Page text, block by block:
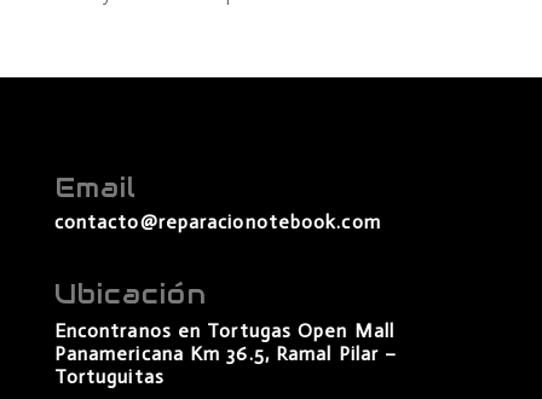
Email
contacto@reparacionotebook.com
Ubicación
Encontranos en Tortugas Open Mall
Panamericana Km 36.5, Ramal Pilar –
Tortuguitas